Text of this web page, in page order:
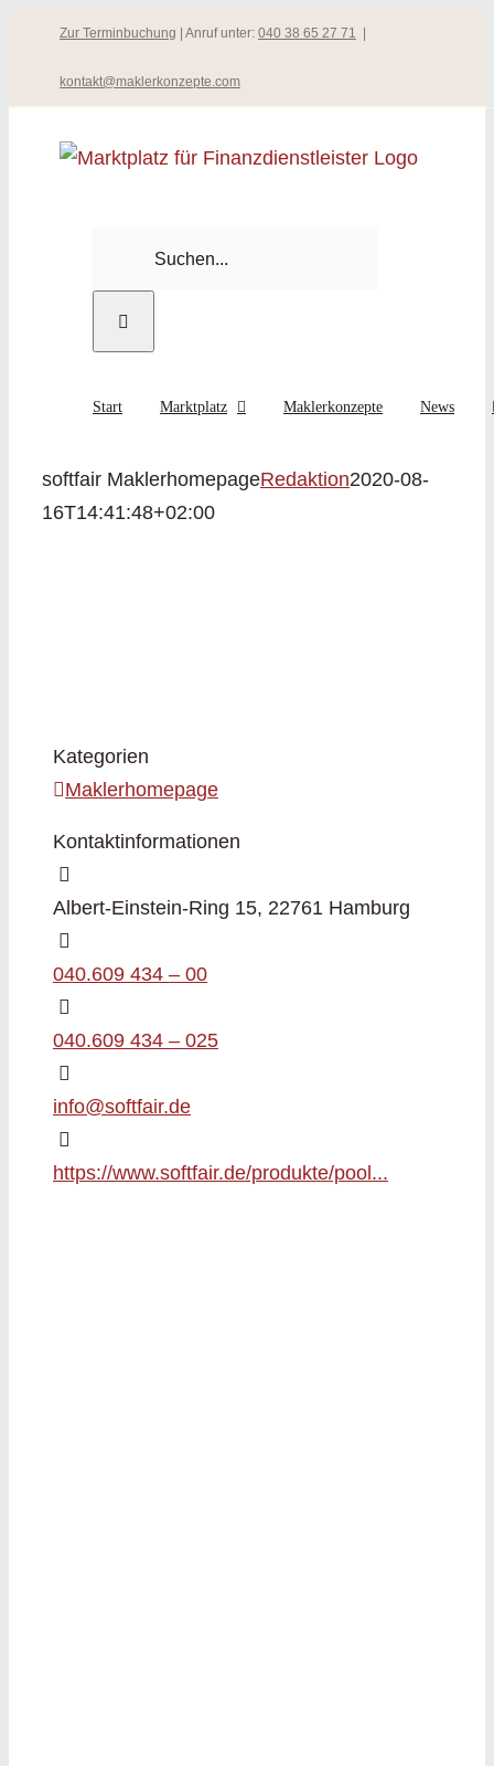
springen
Zur Terminbuchung | Anruf unter: 040 38 65 27 71
kontakt@maklerkonzepte.com
Start Marktplatz Maklerkonzepte News
softfair MaklerhomepageRedaktion2020-08-
16T14:41:48+02:00
Kategorien
Maklerhomepage
Kontaktinformationen
Albert-Einstein-Ring 15, 22761 Hamburg
040.609 434 – 00
040.609 434 – 025
info@softfair.de
https://www.softfair.de/produkte/pool...